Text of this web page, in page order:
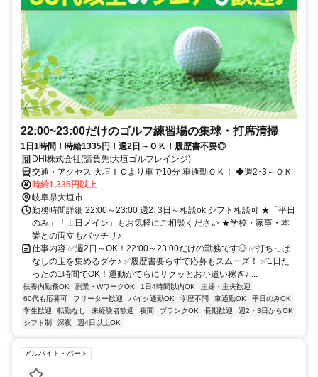
22:00~23:00だけのゴルフ練習場の集球・打席清掃
1日1時間！時給1335円！週2日～ＯＫ！履歴書不要◎
DHI株式会社(請負先:大垣ゴルフレインジ)
交通・アクセス 大垣ＩＣより車で10分 車通勤ＯＫ！ ◆週2･3～ＯＫ
時給1,335円以上
岐阜県大垣市
勤務時間詳細 22:00～23:00 週2､3日～相談ok シフト相談可 ★「平日
のみ」「土日メイン」もお気軽にご相談ください ★学校・家事・本
業との両立もバッチリ♪
仕事内容 ✅週2日～OK！22:00～23:00だけの勤務です◎ ✅打ちっぱ
なしの玉を集めるダケ♪ ✅履歴書要らずで応募もスムーズ！ ✅1日た
ったの1時間でOK！運動がてらにサクッとお小遣い稼ぎ♪ ...
扶養内勤務OK 副業・WワークOK 1日4時間以内OK
主婦・主夫歓迎
60代も応募可
フリーター歓迎 バイク通勤OK 学歴不問 車通勤OK
平日のみOK
学生歓迎
転勤なし 未経験者歓迎 夜間 ブランクOK 長期歓迎
週2・3日からOK
シフト制
深夜 週4日以上OK
アルバイト・パート